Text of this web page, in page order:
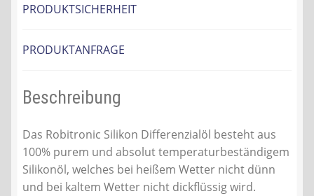
PRODUKTSICHERHEIT
PRODUKTANFRAGE
Beschreibung
Das Robitronic Silikon Differenzialöl besteht aus
100% purem und absolut temperaturbeständigem
Silikonöl, welches bei heißem Wetter nicht dünn
und bei kaltem Wetter nicht dickflüssig wird.